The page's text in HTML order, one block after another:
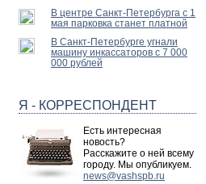
В центре Санкт-Петербурга с 1
мая парковка станет платной
В Санкт-Петербурге угнали
машину инкассаторов с 7 000
000 рублей
Я - КОРРЕСПОНДЕНТ
Есть интересная
новость?
Расскажите о ней всему
городу. Мы опубликуем.
news@vashspb.ru